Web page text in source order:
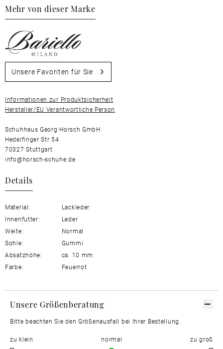
Mehr von dieser Marke
Unsere Favoriten für Sie
Informationen zur Produktsicherheit
Hersteller/EU Verantwortliche Person
Schuhhaus Georg Horsch GmbH
Hedelfinger Str 54
70327 Stuttgart
info@horsch-schuhe.de
Details
Material:
Lackleder
Innenfutter:
Leder
Weite:
Normal
Sohle:
Gummi
Absatzhöhe:
ca. 10 mm
Farbe:
Feuerrot
Unsere Größenberatung
Bitte beachten Sie den Größenausfall bei Ihrer Bestellung.
zu klein normal zu groß